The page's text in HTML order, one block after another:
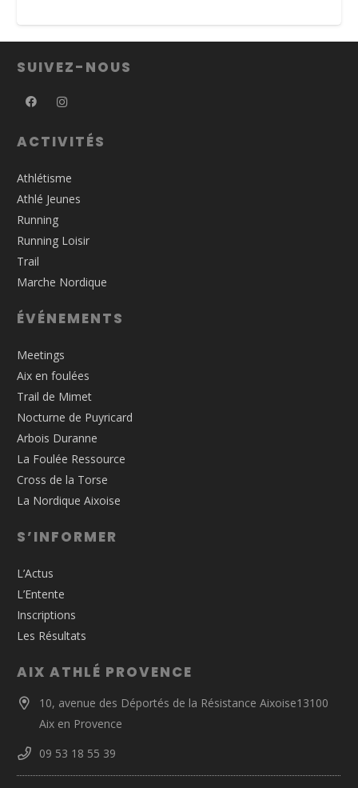
SUIVEZ-NOUS
ACTIVITÉS
Athlétisme
Athlé Jeunes
Running
Running Loisir
Trail
Marche Nordique
ÉVÉNEMENTS
Meetings
Aix en foulées
Trail de Mimet
Nocturne de Puyricard
Arbois Duranne
La Foulée Ressource
Cross de la Torse
La Nordique Aixoise
S’INFORMER
L’Actus
L’Entente
Inscriptions
Les Résultats
AIX ATHLÉ PROVENCE
10, avenue des Déportés de la Résistance Aixoise13100
Aix en Provence
09 53 18 55 39